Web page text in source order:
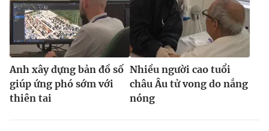
Anh xây dựng bản đồ số
giúp ứng phó sớm với
thiên tai
Nhiều người cao tuổi
châu Âu tử vong do nắng
nóng